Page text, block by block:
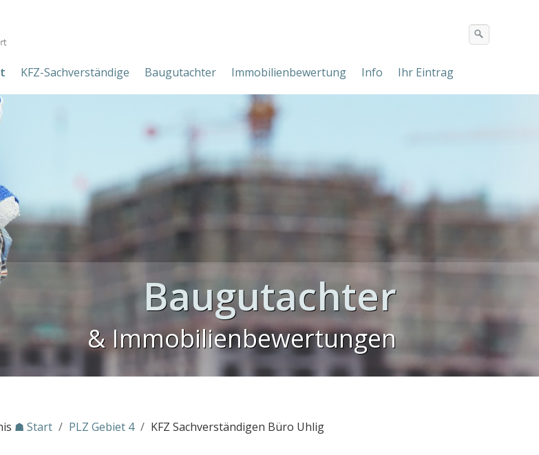
KFZ-Sachverständige Baugutachter Immobilienbewertung Info Ihr Eintrag
Baugutachter
& Immobilienbewertungen
☗ Start / PLZ Gebiet 4 / KFZ Sachverständigen Büro Uhlig